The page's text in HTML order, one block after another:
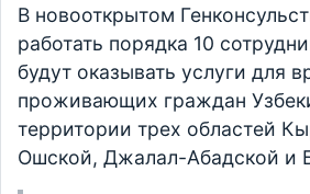
В новооткрытом
работать порядка 10
будут оказывать услуги для
проживающих граждан
территории трех областей
Ошской, Джалал-Абадской и